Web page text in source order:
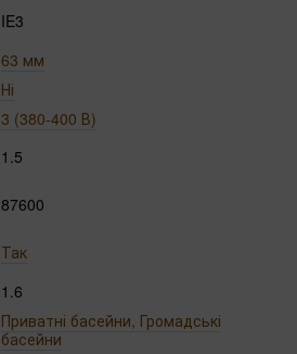
IE3
63 мм
Ні
3 (380-400 В)
1.5
87600
Так
1.6
Приватні басейни, Громадські
басейни